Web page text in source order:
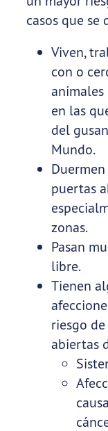
casos que se
Viven,
con o
animales
en las
del
Mundo.
puertas
zonas.
Pasan
libre.
Tienen
riesgo
abiertas